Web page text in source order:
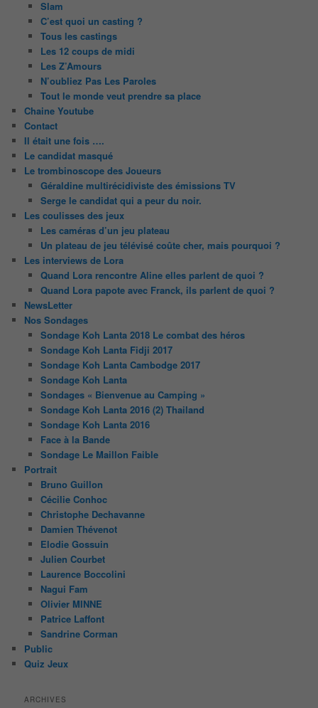
Slam
C’est quoi un casting ?
Tous les castings
Les 12 coups de midi
Les Z’Amours
N’oubliez Pas Les Paroles
Tout le monde veut prendre sa place
Chaine Youtube
Contact
Il était une fois ….
Le candidat masqué
Le trombinoscope des Joueurs
Géraldine multirécidiviste des émissions TV
Serge le candidat qui a peur du noir.
Les coulisses des jeux
Les caméras d’un jeu plateau
Un plateau de jeu télévisé coûte cher, mais pourquoi ?
Les interviews de Lora
Quand Lora rencontre Aline elles parlent de quoi ?
Quand Lora papote avec Franck, ils parlent de quoi ?
NewsLetter
Nos Sondages
Sondage Koh Lanta 2018 Le combat des héros
Sondage Koh Lanta Fidji 2017
Sondage Koh Lanta Cambodge 2017
Sondage Koh Lanta
Sondages « Bienvenue au Camping »
Sondage Koh Lanta 2016 (2) Thailand
Sondage Koh Lanta 2016
Face à la Bande
Sondage Le Maillon Faible
Portrait
Bruno Guillon
Cécilie Conhoc
Christophe Dechavanne
Damien Thévenot
Elodie Gossuin
Julien Courbet
Laurence Boccolini
Nagui Fam
Olivier MINNE
Patrice Laffont
Sandrine Corman
Public
Quiz Jeux
ARCHIVES